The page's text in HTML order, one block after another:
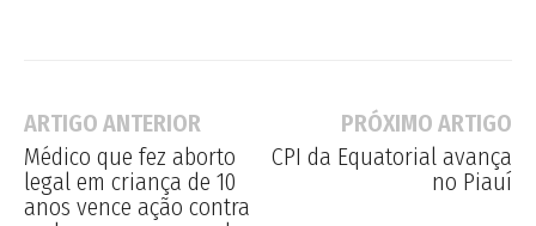
ARTIGO ANTERIOR
Médico que fez aborto
legal em criança de 10
anos vence ação contra
PRÓXIMO ARTIGO
CPI da Equatorial avança
no Piauí